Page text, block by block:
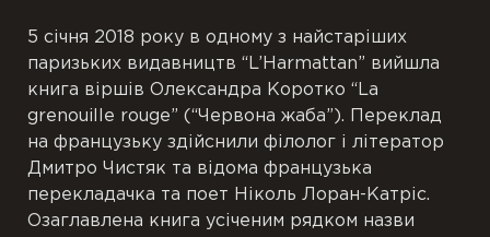
5 січня 2018 року в одному з найстаріших
паризьких видавництв “L’Harmattan” вийшла
книга віршів Олександра Коротко “La
grenouille rouge” (“Червона жаба”). Переклад
на французьку здійснили філолог і літератор
Дмитро Чистяк та відома французька
перекладачка та поет Ніколь Лоран-Катріс.
Озаглавлена книга усіченим рядком назви